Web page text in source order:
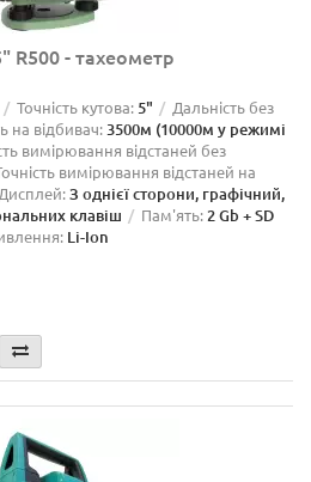
R500 - тахеометр
Точність кутова: 5"
Дальність без
на відбивач:3500м (10000м у режимі
вимірювання відстаней без
вимірювання відстаней на
Дисплей:З однієї сторони, графічний,
клавіш Пам'ять:2 Gb + SD
Li-Ion